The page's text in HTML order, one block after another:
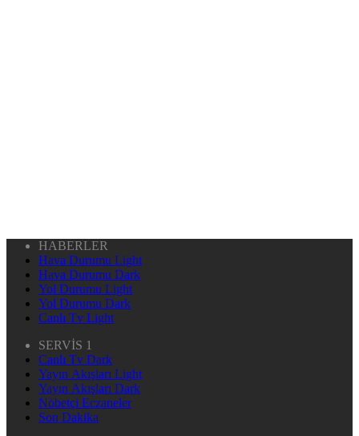
HABERLER
Hava Durumu Light
Hava Durumu Dark
Yol Durumu Light
Yol Durumu Dark
Canlı Tv Light
SERVİS 1
Canlı Tv Dark
Yayın Akışları Light
Yayın Akışları Dark
Nöbetçi Eczaneler
Son Dakika